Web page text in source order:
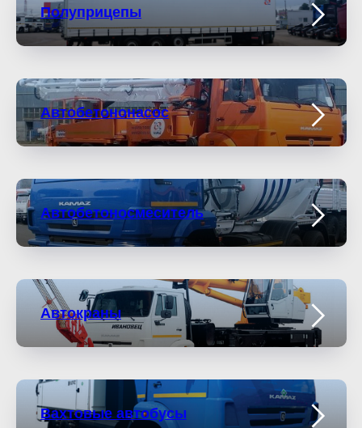
Полуприцепы
Автобетононасос
Автобетоносмеситель
Автокраны
Вахтовые автобусы